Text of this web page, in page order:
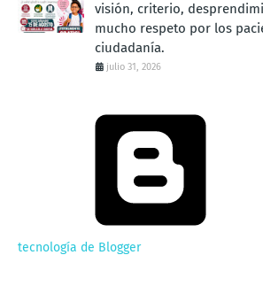
visión, criterio,
mucho respeto por los
ciudadanía.
julio 31, 2026
tecnología de Blogger